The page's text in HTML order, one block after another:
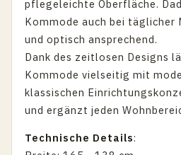
pflegeleichte Oberfläche.
Kommode auch bei täglicher
und optisch ansprechend.
Dank des zeitlosen Designs
Kommode vielseitig mit
klassischen
und ergänzt jeden
Technische Details: